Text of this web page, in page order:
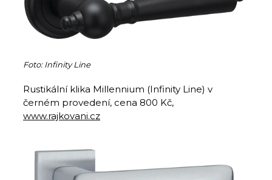
Foto: Infinity Line
Rustikální klika Millennium (Infinity Line) v
černém provedení, cena 800 Kč,
www.rajkovani.cz